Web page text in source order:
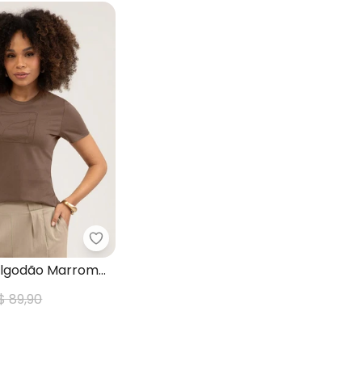
Cativa - Blusa em Canelado Marrom Claro
Cativa - Blusa em Algodão Marrom
Marrom
89,90